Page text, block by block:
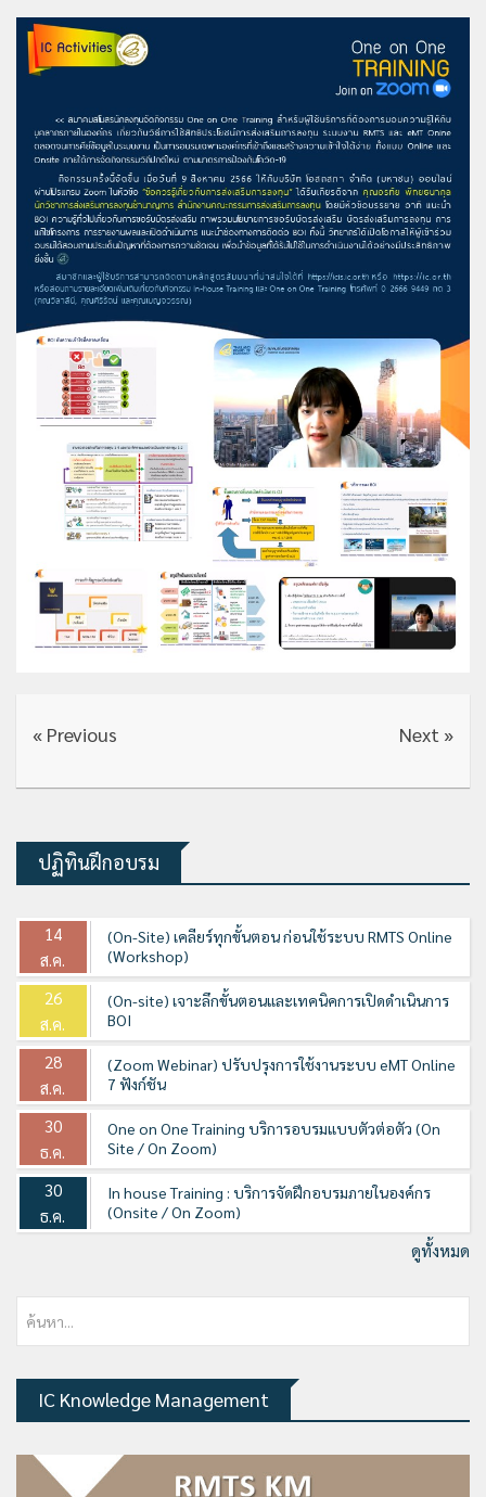
« Previous Next »
ปฏิทินฝึกอบรม
14
ส.ค.
(On-Site) เคลียร์ทุกขั้นตอน ก่อนใช้ระบบ RMTS Online
(Workshop)
26
ส.ค.
(On-site) เจาะลึกขั้นตอนและเทคนิคการเปิดดำเนินการ
BOI
28
ส.ค.
(Zoom Webinar) ปรับปรุงการใช้งานระบบ eMT Online
7 ฟังก์ชัน
30
ธ.ค.
One on One Training บริการอบรมแบบตัวต่อตัว (On
Site / On Zoom)
30
ธ.ค.
In house Training : บริการจัดฝึกอบรมภายในองค์กร
(Onsite / On Zoom)
ดูทั้งหมด
IC Knowledge Management